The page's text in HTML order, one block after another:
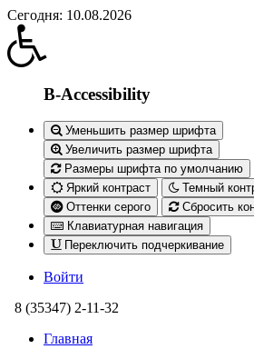
Сегодня: 10.08.2026
B-Accessibility
Уменьшить размер шрифта
Увеличить размер шрифта
Размеры шрифта по умолчанию
Яркий контраст
Темный
Оттенки серого
Сбросить
Клавиатурная навигация
Переключить подчеркивание
Войти
8 (35347) 2-11-32
Главная